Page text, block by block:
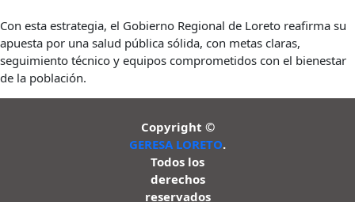
Con esta estrategia, el Gobierno Regional de Loreto reafirma su
apuesta por una salud pública sólida, con metas claras,
seguimiento técnico y equipos comprometidos con el bienestar
de la población.
Copyright ©
GERESA LORETO.
Todos los
derechos
reservados